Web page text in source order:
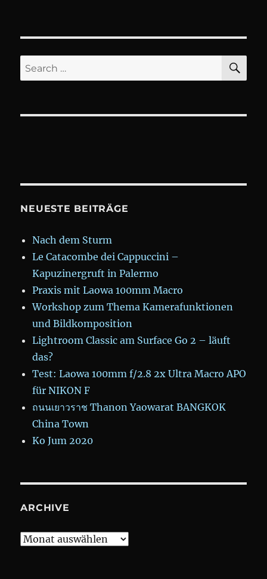
Search
for:
NEUESTE BEITRÄGE
Nach dem Sturm
Le Catacombe dei Cappuccini –
Kapuzinergruft in Palermo
Praxis mit Laowa 100mm Macro
Workshop zum Thema Kamerafunktionen
und Bildkomposition
Lightroom Classic am Surface Go 2 – läuft
das?
Test: Laowa 100mm f/2.8 2x Ultra Macro APO
für NIKON F
ถนนเยาวราช Thanon Yaowarat BANGKOK
China Town
Ko Jum 2020
ARCHIVE
Archive